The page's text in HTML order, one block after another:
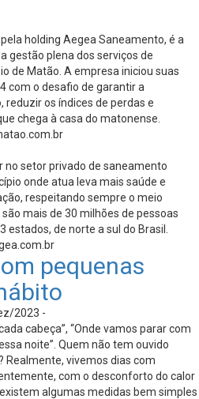
holding Aegea Saneamento, é a
gestão plena dos serviços de
de Matão. A empresa iniciou suas
com o desafio de garantir a
os índices de perdas e
chega à casa do matonense.
no setor privado de saneamento
onde atua leva mais saúde e
respeitando sempre o meio
mais de 30 milhões de pessoas
de norte a sul do Brasil.
pequenas
2023 -
cabeça”, “Onde vamos parar com
noite”. Quem não tem ouvido
vivemos dias com
com o desconforto do calor
algumas medidas bem simples